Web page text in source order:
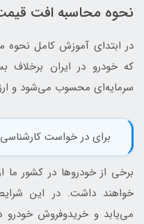
نحوه محاسبه افت
در ابتدای آموزش کامل نحوه
که خودرو در ایران برخلاف
سرمایه‌ای محسوب می‌شود و
برای در خواست
برخی از خودروها در کشور ما
خواهند داشت. در این
می‌یابد و خریدوفروش خودرو